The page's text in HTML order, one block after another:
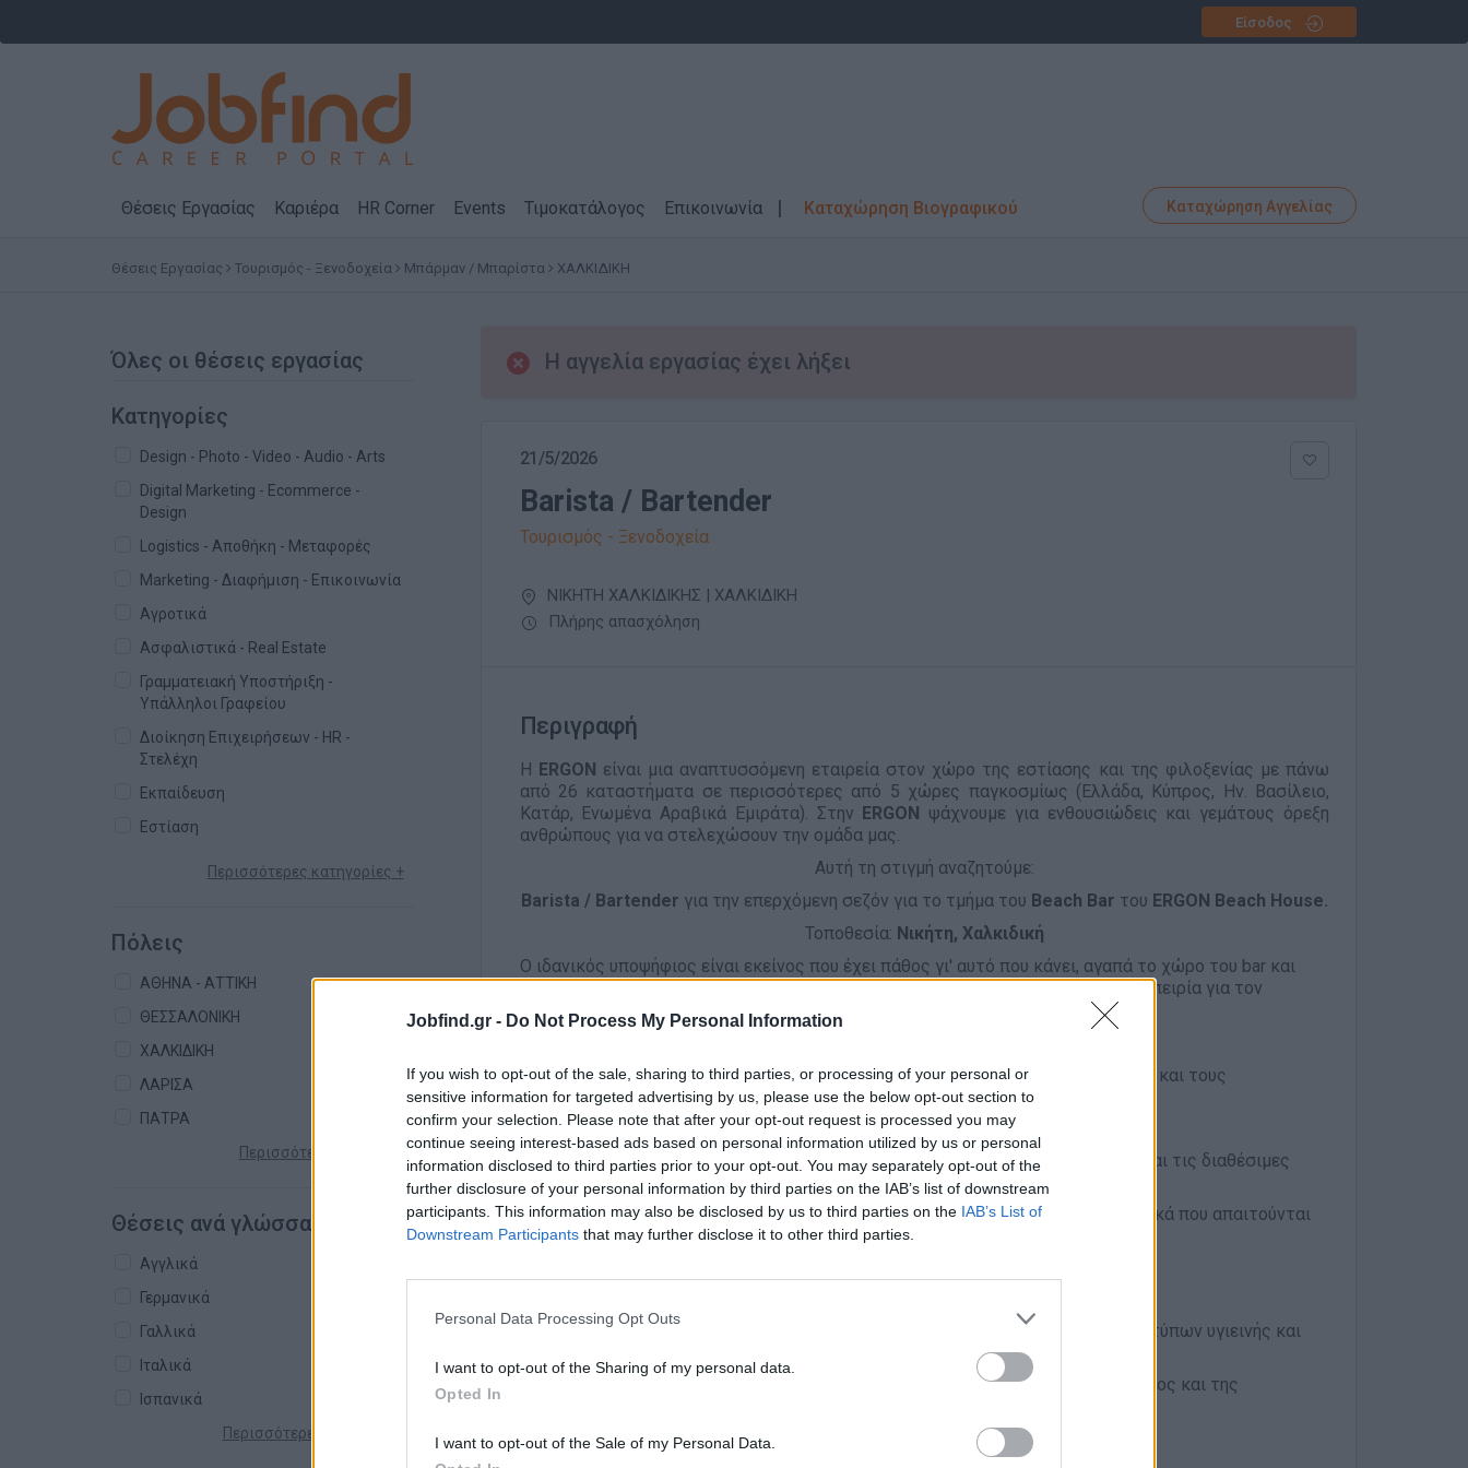
Jobfind.gr - Do Not Process My Personal Information
If you wish to opt-out of the sale, sharing to third parties, or processing of your personal or
sensitive information for targeted advertising by us, please use the below opt-out section to
confirm your selection. Please note that after your opt-out request is processed you may
continue seeing interest-based ads based on personal information utilized by us or personal
information disclosed to third parties prior to your opt-out. You may separately opt-out of the
further disclosure of your personal information by third parties on the IAB’s list of downstream
participants. This information may also be disclosed by us to third parties on the IAB’s List of
Downstream Participants that may further disclose it to other third parties.
Personal Data Processing Opt Outs
I want to opt-out of the Sharing of my personal data.
Opted In
I want to opt-out of the Sale of my Personal Data.
Είσοδος
Θέσεις Εργασίας Καριέρα HR Corner Events Τιμοκατάλογος Επικοινωνία Καταχώρηση Βιογραφικού Καταχώρηση Αγγελίας
Θέσεις Εργασίας Τουρισμός - Ξενοδοχεία Μπάρμαν / Μπαρίστα ΧΑΛΚΙΔΙΚΗ
Όλες οι θέσεις εργασίας
Κατηγορίες
Design - Photo - Video - Audio - Arts
Digital Marketing - Ecommerce -
Design
Logistics - Αποθήκη - Μεταφορές
Marketing - Διαφήμιση - Επικοινωνία
Αγροτικά
Ασφαλιστικά - Real Estate
Γραμματειακή Υποστήριξη -
Υπάλληλοι Γραφείου
Διοίκηση Επιχειρήσεων - HR -
Στελέχη
Εκπαίδευση
Εστίαση
Περισσότερες κατηγορίες +
Πόλεις
ΑΘΗΝΑ - ΑΤΤΙΚΗ
ΘΕΣΣΑΛΟΝΙΚΗ
ΧΑΛΚΙΔΙΚΗ
ΛΑΡΙΣΑ
ΠΑΤΡΑ
Περισσότερες πόλεις +
Θέσεις ανά γλώσσα
Αγγλικά
Γερμανικά
Γαλλικά
Ιταλικά
Ισπανικά
Περισσότερες γλώσσες +
Η αγγελία εργασίας έχει λήξει
21/5/2026
Barista / Bartender
Τουρισμός - Ξενοδοχεία
ΝΙΚΗΤΗ ΧΑΛΚΙΔΙΚΗΣ | ΧΑΛΚΙΔΙΚΗ
Πλήρης απασχόληση
Περιγραφή
Η ERGON είναι μια αναπτυσσόμενη εταιρεία στον χώρο της εστίασης και της φιλοξενίας με πάνω
από 26 καταστήματα σε περισσότερες από 5 χώρες παγκοσμίως (Ελλάδα, Κύπρος, Ην. Βασίλειο,
Κατάρ, Ενωμένα Αραβικά Εμιράτα). Στην ERGON ψάχνουμε για ενθουσιώδεις και γεμάτους όρεξη
ανθρώπους για να στελεχώσουν την ομάδα μας.
Αυτή τη στιγμή αναζητούμε:
Barista / Bartender για την επερχόμενη σεζόν για το τμήμα του Beach Βar του ERGON Beach House.
Τοποθεσία: Νικήτη, Χαλκιδική
Ο ιδανικός υποψήφιος είναι εκείνος που έχει πάθος γι' αυτό που κάνει, αγαπά το χώρο του bar και
είναι πρόθυμος να μετατρέψει την επίσκεψη στον χώρο μας σε μια μοναδική εμπειρία για τον
επισκέπτη. Η προϋπηρεσία σε αντίστοιχη θέση είναι απαραίτητη.
Καλείστε να προσφέρετε την καλύτερη δυνατή εξυπηρέτηση στους πελάτες και τους
συναδέλφους σας
Είστε υπεύθυνοι για την αποδοχή και την προετοιμασία παραγγελιών καφέ
Μπορείτε να μοιραστείτε τις γνώσεις σας γύρω από την παρασκευή καφέ και τις διαθέσιμες
ποικιλίες όταν αυτό σας ζητηθεί
Ξέρετε να παρασκευάζετε ποτά και κοκτέιλ και γνωρίζετε αναλυτικά τα υλικά που απαιτούνται
για την παρασκευή τους
Φροντίζετε τον καθαρισμό και τη διατήρηση του χώρου σας εντός των προτύπων υγιεινής και
Eργάζεστε με ταχύτητα αλλά πάντα με προσοχή στην ποιότητα του προϊόντος και της